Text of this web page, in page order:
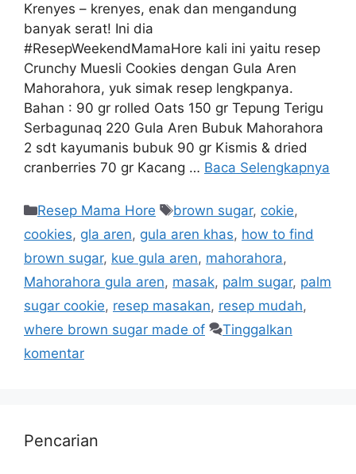
Krenyes – krenyes, enak dan mengandung
banyak serat! Ini dia
#ResepWeekendMamaHore kali ini yaitu resep
Crunchy Muesli Cookies dengan Gula Aren
Mahorahora, yuk simak resep lengkpanya.
Bahan : 90 gr rolled Oats 150 gr Tepung Terigu
Serbagunaq 220 Gula Aren Bubuk Mahorahora
2 sdt kayumanis bubuk 90 gr Kismis & dried
cranberries 70 gr Kacang … Baca Selengkapnya
Resep Mama Hore brown sugar, cokie,
cookies, gla aren, gula aren khas, how to find
brown sugar, kue gula aren, mahorahora,
Mahorahora gula aren, masak, palm sugar, palm
sugar cookie, resep masakan, resep mudah,
where brown sugar made of
Tinggalkan
komentar
Pencarian